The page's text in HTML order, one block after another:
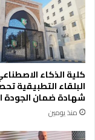
ق
ع
ا
و
م
ن
ز
ل
ا
ب
ر
ة
م
ي
ل
ا
ء
ب
ه
ي
كلية الذكاء
البلقاء التطبيقية
شهادة ضمان الجودة
منذ يومين